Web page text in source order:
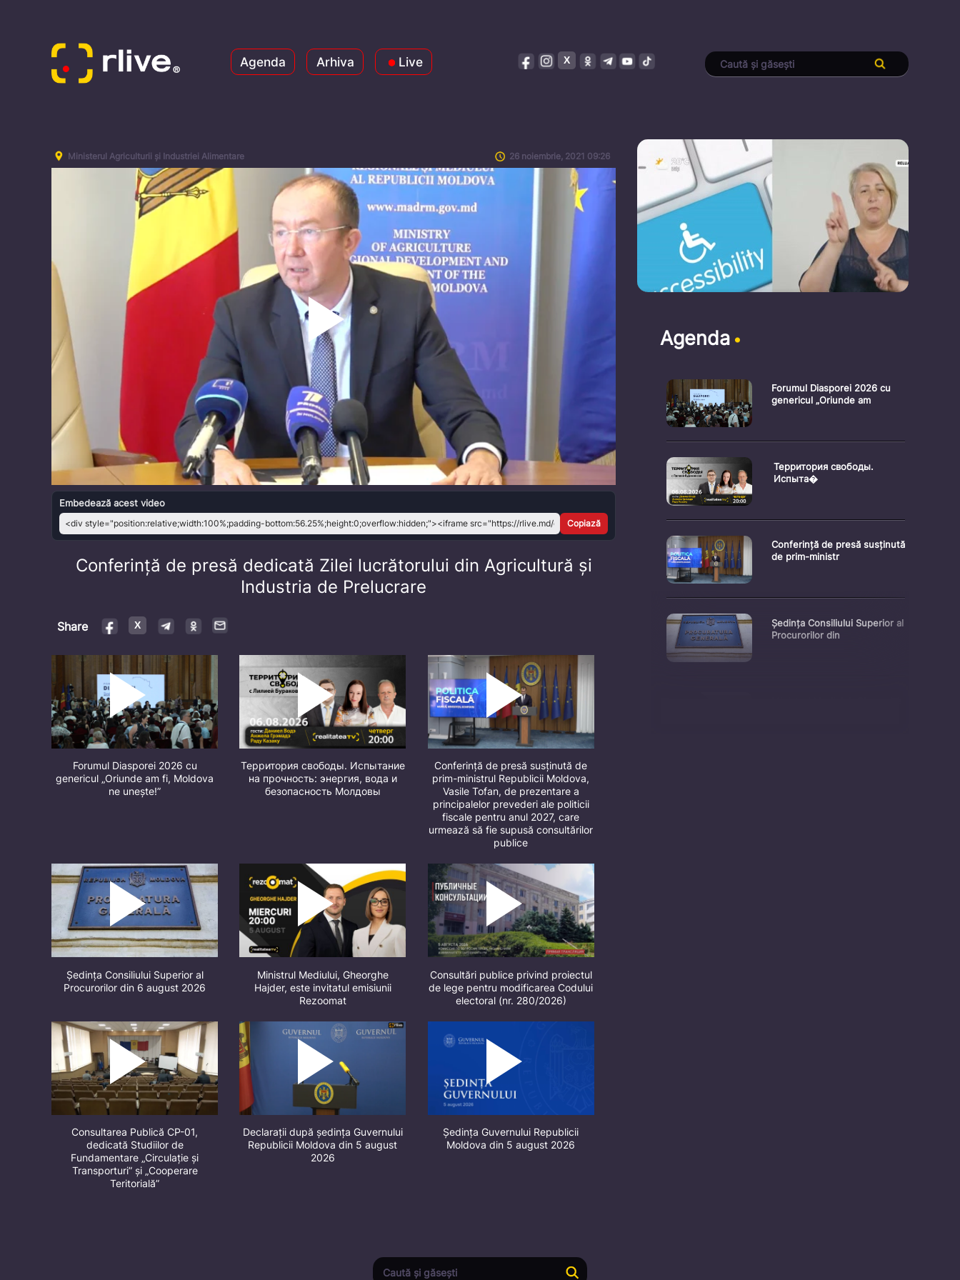
Agenda Arhiva Live
Ministerul Agriculturii și Industriei Alimentare 26 noiembrie, 2021 09:26
Play
Video
Embedează acest video
Copiază
Conferință de presă dedicată Zilei lucrătorului din Agricultură și
Industria de Prelucrare
Share
Forumul Diasporei 2026 cu
genericul „Oriunde am fi, Moldova
ne unește!”
Территория свободы. Испытание
на прочность: энергия, вода и
безопасность Молдовы
Conferință de presă susținută de
prim-ministrul Republicii Moldova,
Vasile Tofan, de prezentare a
principalelor prevederi ale politicii
fiscale pentru anul 2027, care
urmează să fie supusă consultărilor
publice
Ședința Consiliului Superior al
Procurorilor din 6 august 2026
Ministrul Mediului, Gheorghe
Hajder, este invitatul emisiunii
Rezoomat
Consultări publice privind proiectul
de lege pentru modificarea Codului
electoral (nr. 280/2026)
Consultarea Publică CP-01,
dedicată Studiilor de
Fundamentare „Circulație și
Transporturi” și „Cooperare
Teritorială”
Declarații după ședința Guvernului
Republicii Moldova din 5 august
2026
Ședința Guvernului Republicii
Moldova din 5 august 2026
Agenda
Forumul Diasporei 2026 cu
genericul „Oriunde am
Территория свободы.
Испыта�
Conferință de presă susținută
de prim-ministr
Ședința Consiliului Superior al
Procurorilor din